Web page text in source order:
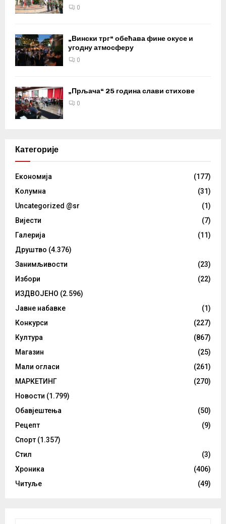
0
„Вински трг“ обећава фине окусе и
угодну атмосферу
0
„Прљача“ 25 година слави стихове
0
Категорије
Eкономија
(177)
Kолумнa
(31)
Uncategorized @sr
(1)
Вијести
(7)
Галерија
(11)
Друштво (4.376)
Занимљивости
(23)
Избори
(22)
ИЗДВОЈЕНО (2.596)
Јавне набавке
(1)
Конкурси
(227)
Култура
(867)
Магазин
(25)
Мали огласи
(261)
МАРКЕТИНГ
(270)
Новости (1.799)
Обавјештења
(50)
Рецепт
(9)
Спорт (1.357)
Стил
(3)
Хроника
(406)
Читуље
(49)